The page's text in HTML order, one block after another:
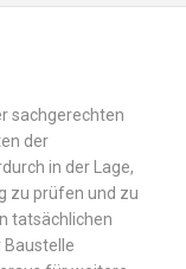
sachgerechten
der
in der Lage,
zu prüfen und zu
tatsächlichen
Baustelle